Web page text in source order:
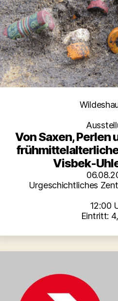
Von Saxen, Perlen
Visbek-
Urgeschichtliches
12:00
Eintritt: